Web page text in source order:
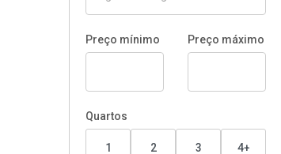
Preço mínimo Preço máximo
Quartos
1 2 3 4+